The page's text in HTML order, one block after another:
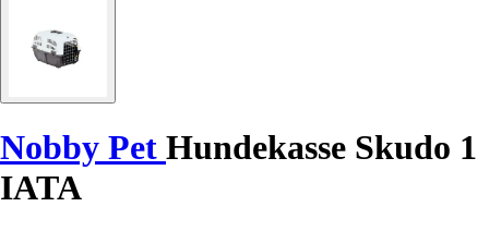
Nobby Pet Hundekasse Skudo 1
IATA